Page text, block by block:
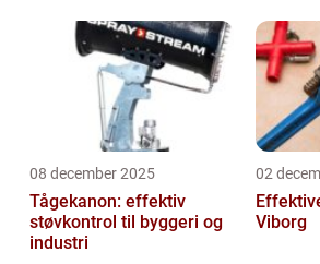
08 december 2025
Tågekanon: effektiv
støvkontrol til byggeri og
industri
02
Viborg